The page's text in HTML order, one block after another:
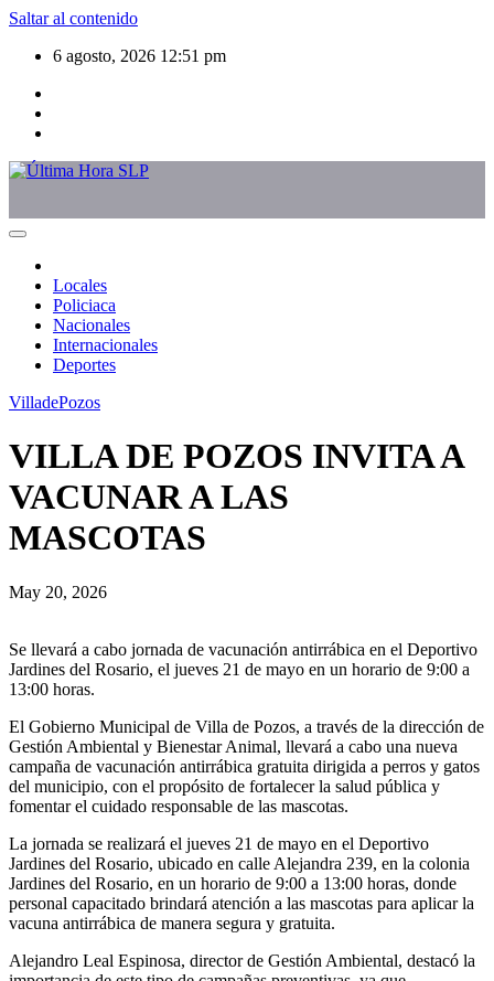
Saltar al contenido
6 agosto, 2026 12:51 pm
Locales
Policiaca
Nacionales
Internacionales
Deportes
VilladePozos
VILLA DE POZOS INVITA A
VACUNAR A LAS
MASCOTAS
May 20, 2026
Se llevará a cabo jornada de vacunación antirrábica en el Deportivo
Jardines del Rosario, el jueves 21 de mayo en un horario de 9:00 a
13:00 horas.
El Gobierno Municipal de Villa de Pozos, a través de la dirección de
Gestión Ambiental y Bienestar Animal, llevará a cabo una nueva
campaña de vacunación antirrábica gratuita dirigida a perros y gatos
del municipio, con el propósito de fortalecer la salud pública y
fomentar el cuidado responsable de las mascotas.
La jornada se realizará el jueves 21 de mayo en el Deportivo
Jardines del Rosario, ubicado en calle Alejandra 239, en la colonia
Jardines del Rosario, en un horario de 9:00 a 13:00 horas, donde
personal capacitado brindará atención a las mascotas para aplicar la
vacuna antirrábica de manera segura y gratuita.
Alejandro Leal Espinosa, director de Gestión Ambiental, destacó la